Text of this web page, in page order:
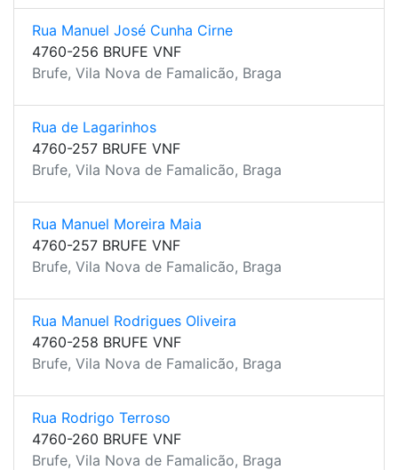
Rua Manuel José Cunha Cirne
4760-256 BRUFE VNF
Brufe, Vila Nova de Famalicão, Braga
Rua de Lagarinhos
4760-257 BRUFE VNF
Brufe, Vila Nova de Famalicão, Braga
Rua Manuel Moreira Maia
4760-257 BRUFE VNF
Brufe, Vila Nova de Famalicão, Braga
Rua Manuel Rodrigues Oliveira
4760-258 BRUFE VNF
Brufe, Vila Nova de Famalicão, Braga
Rua Rodrigo Terroso
4760-260 BRUFE VNF
Brufe, Vila Nova de Famalicão, Braga